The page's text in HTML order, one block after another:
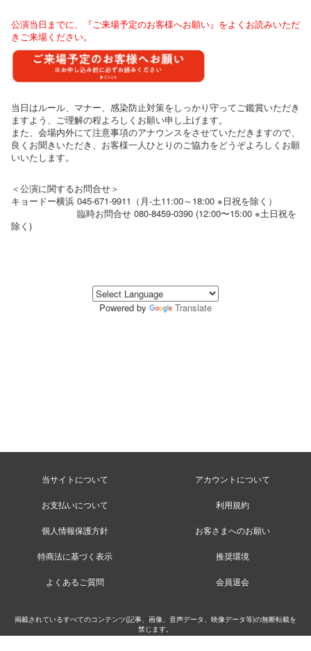
公演当日までに、『ご来場予定のお客様へお願い』をよくお読みいただ
きご来場ください。
当日はルール、マナー、感染防止対策をしっかり守ってご鑑賞いただき
ますよう、ご理解の程よろしくお願い申し上げます。
また、会場内外にて注意事項のアナウンスをさせていただきますので、
良くお聞きいただき、お客様一人ひとりのご協力をどうぞよろしくお願
いいたします。
＜公演に関するお問合せ＞
キョードー横浜 045-671-9911（月-土11:00～18:00 ※日祝を除く）
臨時お問合せ 080-8459-0390 (12:00〜15:00 ※土日祝を
除く)
Powered by Translate
当サイトについて アカウントについて
お支払いについて 利用規約
個人情報保護方針 お客さまへのお願い
特商法に基づく表示 推奨環境
よくあるご質問 会員退会
掲載されているすべてのコンテンツ(記事、画像、音声データ、映像データ等)の無断転載を
禁じます。